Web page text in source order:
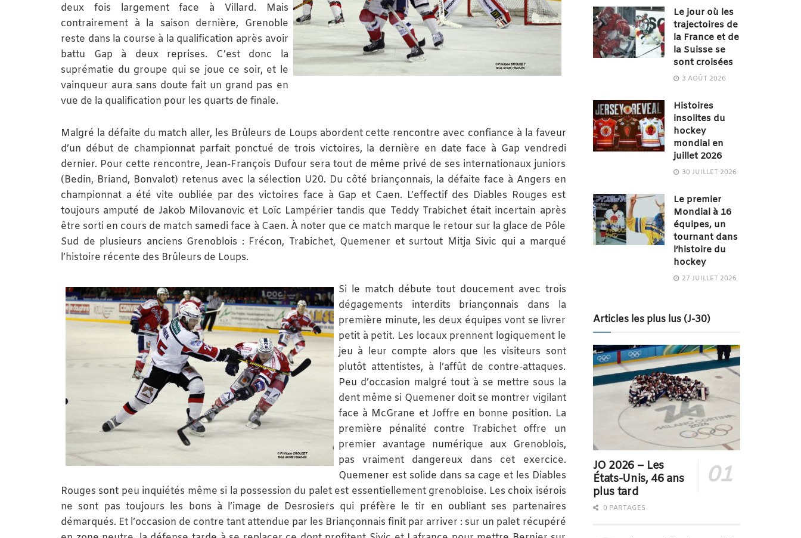
deux fois largement face à Villard. Mais
contrairement à la saison dernière, Grenoble
reste dans la course à la qualification après avoir
battu Gap à deux reprises. C’est donc la
suprématie du groupe qui se joue ce soir, et le
vainqueur aura sans doute fait un grand pas en
vue de la qualification pour les quarts de finale.
Malgré la défaite du match aller, les Brûleurs de Loups abordent cette rencontre avec confiance à la faveur
d’un début de championnat parfait ponctué de trois victoires, la dernière en date face à Gap vendredi
dernier. Pour cette rencontre, Jean-François Dufour sera tout de même privé de ses internationaux juniors
(Bedin, Briand, Bonvalot) retenus avec la sélection U20. Du côté briançonnais, la défaite face à Angers en
championnat a été vite oubliée par des victoires face à Gap et Caen. L’effectif des Diables Rouges est
toujours amputé de Jakob Milovanovic et Loïc Lampérier tandis que Teddy Trabichet était incertain après
être sorti en cours de match samedi face à Caen. À noter que ce match marque le retour sur la glace de Pôle
Sud de plusieurs anciens Grenoblois : Frécon, Trabichet, Quemener et surtout Mitja Sivic qui a marqué
l’histoire récente des Brûleurs de Loups.
Si le match débute tout doucement avec trois
dégagements interdits briançonnais dans la
première minute, les deux équipes vont se livrer
petit à petit. Les locaux prennent logiquement le
jeu à leur compte alors que les visiteurs sont
plutôt attentistes, à l’affût de contre-attaques.
Peu d’occasion malgré tout à se mettre sous la
dent même si Quemener doit se montrer vigilant
face à McGrane et Joffre en bonne position. La
première pénalité contre Trabichet offre un
premier avantage numérique aux Grenoblois,
pas vraiment dangereux dans cet exercice.
Quemener est solide dans sa cage et les Diables
Rouges sont peu inquiétés même si la possession du palet est essentiellement grenobloise. Les choix isérois
ne sont pas toujours les bons à l’image de Desrosiers qui préfère le tir en oubliant ses partenaires
démarqués. Et l’occasion de contre tant attendue par les Briançonnais finit par arriver : sur un palet récupéré
Le jour où les
trajectoires de
la France et de
la Suisse se
sont croisées
3 AOÛT 2026
Histoires
insolites du
hockey
mondial en
juillet 2026
30 JUILLET 2026
Le premier
Mondial à 16
équipes, un
tournant dans
l’histoire du
hockey
27 JUILLET 2026
Articles les plus lus (J-30)
JO 2026 – Les
États-Unis, 46 ans
plus tard
0 PARTAGES